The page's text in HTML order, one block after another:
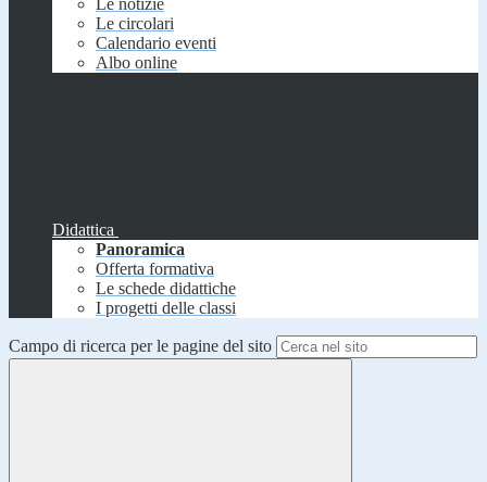
Le notizie
Le circolari
Calendario eventi
Albo online
Didattica
Panoramica
Offerta formativa
Le schede didattiche
I progetti delle classi
Campo di ricerca per le pagine del sito